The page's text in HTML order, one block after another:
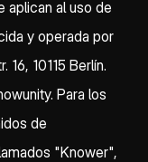
aplican al uso de
y operada por
10115 Berlín.
Para los
de
"Knower",